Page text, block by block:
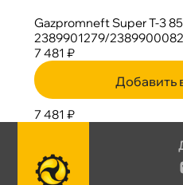
Gazpromneft Super T-3
2389901279/2389900082
7 481 ₽
Добавить
7 481 ₽